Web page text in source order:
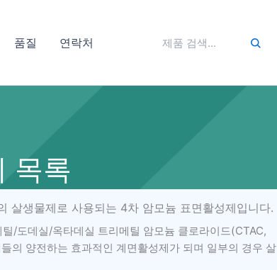
품질 연락처
목록
살생물제로 사용되는 4차 암모늄 표면활성제입니다.
/도데실/옥타데실 트리메틸 암모늄 클로라이드(CTAC,
의 양전하는 효과적인 계면활성제가 되며 일부의 경우 살